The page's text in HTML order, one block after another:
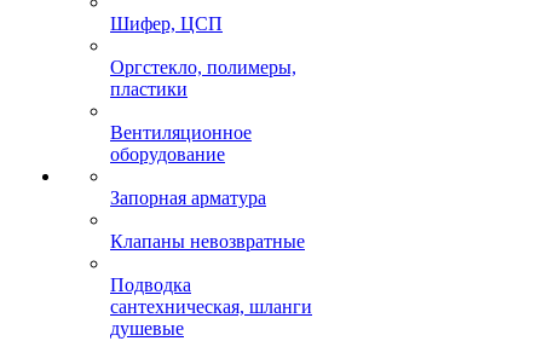
Шифер, ЦСП
Оргстекло, полимеры,
пластики
Вентиляционное
оборудование
Запорная арматура
Клапаны невозвратные
Подводка
сантехническая, шланги
душевые